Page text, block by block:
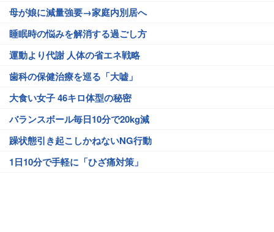
母が娘に減量強要→家庭内別居へ
睡眠時の悩みを解消する過ごし方
運動より代謝 人体の省エネ戦略
歯科の保健治療を巡る「大嘘」
大食い女子 46キロ体型の秘密
バランスボール毎日10分で20kg減
躁状態引き起こしかねないNG行動
1日10分で手軽に「ひざ痛対策」